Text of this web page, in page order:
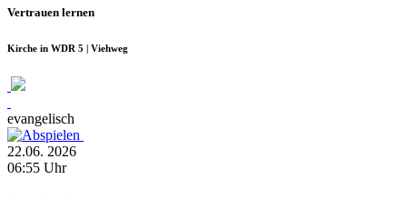
Vertrauen lernen
Kirche in WDR 5 | Viehweg
evangelisch
22.06. 2026
06:55 Uhr